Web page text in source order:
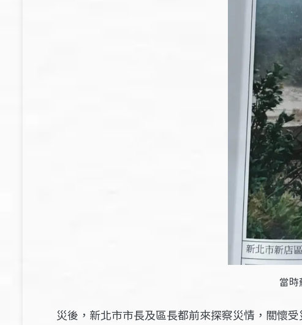
當
災後，新北市市長及區長都前來探察災情，關懷